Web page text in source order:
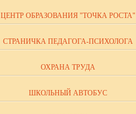
ЦЕНТР ОБРАЗОВАНИЯ "ТОЧКА РОСТА"
СТРАНИЧКА ПЕДАГОГА-ПСИХОЛОГА
ОХРАНА ТРУДА
ШКОЛЬНЫЙ АВТОБУС